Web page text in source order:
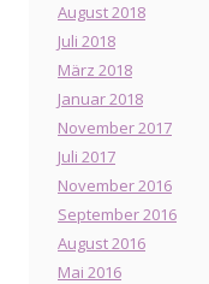
August 2018
Juli 2018
März 2018
Januar 2018
November 2017
Juli 2017
November 2016
September 2016
August 2016
Mai 2016